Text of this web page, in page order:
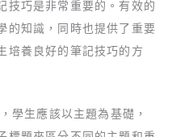
技巧是非常重要的。有效的
的知識，同時也提供了重要
培養良好的筆記技巧的方
學生應該以主題為基礎，